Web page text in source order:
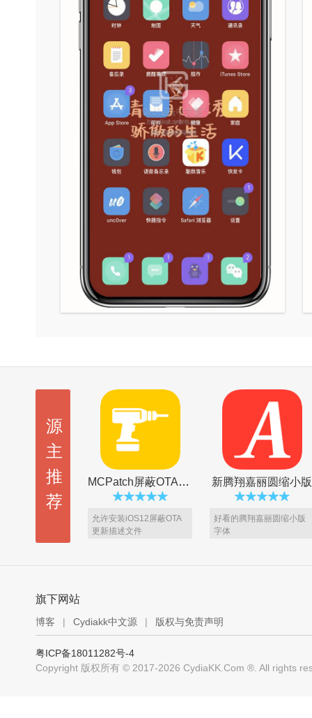
源
主
推
荐
MCPatch屏蔽OTA更新
允许安装iOS12屏蔽OTA
更新描述文件
新腾翔嘉丽圆缩小版
好看的腾翔嘉丽圆缩小版
字体
BlackOrs 2 主题 [VIP5专享]
超精美的主题 兼容7.0-
Amara XI 主题 [VIP5专享]
超精美的主题 兼容7.0-
旗下网站
博客 | Cydiakk中文源 | 版权与免责声明
粤ICP备18011282号-4
Copyright 版权所有 © 2017-2026 CydiaKK.Com ®. All rights